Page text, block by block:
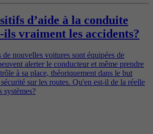
d’aide à la conduite
vraiment les accidents?
nouvelles voitures sont équipées de
alerter le conducteur et même prendre
à sa place, théoriquement dans le but
sur les routes. Qu'en est-il de la réelle
systèmes?